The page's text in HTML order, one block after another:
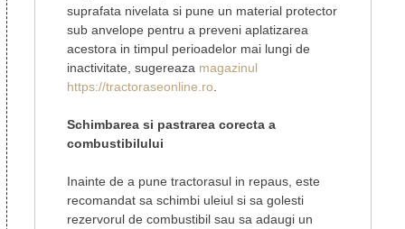
suprafata nivelata si pune un material protector
sub anvelope pentru a preveni aplatizarea
acestora in timpul perioadelor mai lungi de
inactivitate, sugereaza magazinul
https://tractoraseonline.ro
Schimbarea si pastrarea corecta a
combustibilului
Inainte de a pune tractorasul in repaus, este
recomandat sa schimbi uleiul si sa golesti
rezervorul de combustibil sau sa adaugi un